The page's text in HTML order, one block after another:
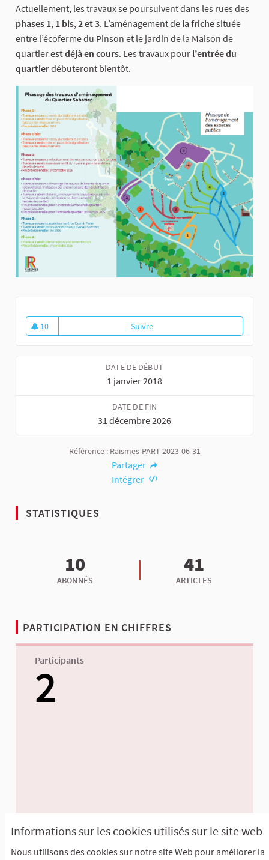
Informations sur les cookies utilisés sur le site web
Nous utilisons des cookies sur notre site Web pour améliorer la
Actuellement, les travaux se poursuivent dans les rues des
phases 1, 1 bis, 2 et 3. L’aménagement de la frichesituée
entre l’écoferme du Pinson et le jardin de la Maison de
quartierest déjà en cours. Les travaux pour l’entrée du
quartierdébuteront bientôt.
10
10 abonnés
SuivreSabatier, un écoquartier en
DATE DE DÉBUT
1 janvier 2018
DATE DE FIN
31 décembre 2026
Référence : Raismes-PART-2023-06-31
Partager
Intégrer
STATISTIQUES
10
ABONNÉS
41
ARTICLES
PARTICIPATION EN CHIFFRES
Participants
2
Afficher toutes les statistiques